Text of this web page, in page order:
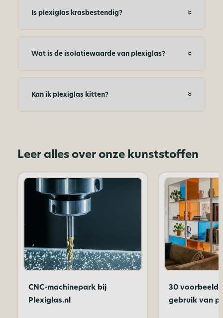
Is plexiglas krasbestendig?
Wat is de isolatiewaarde van plexiglas?
Kan ik plexiglas kitten?
Leer alles over onze kunststoffen
CNC-machinepark bij
Plexiglas.nl
30
gebruik van